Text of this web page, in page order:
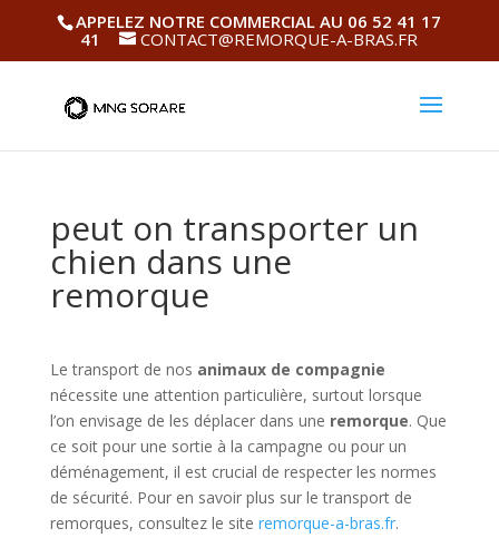
APPELEZ NOTRE COMMERCIAL AU 06 52 41 17
41
CONTACT@REMORQUE-A-BRAS.FR
peut on transporter un
chien dans une
remorque
Le transport de nos animaux de compagnie
nécessite une attention particulière, surtout lorsque
l’on envisage de les déplacer dans une remorque. Que
ce soit pour une sortie à la campagne ou pour un
déménagement, il est crucial de respecter les normes
de sécurité. Pour en savoir plus sur le transport de
remorques, consultez le site remorque-a-bras.fr.